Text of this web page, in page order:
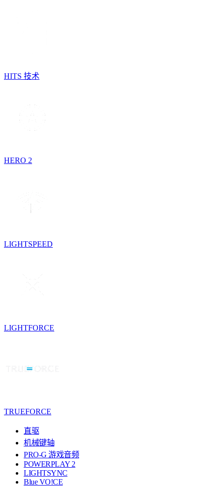
HITS 技术
HERO 2
LIGHTSPEED
LIGHTFORCE
TRUEFORCE
直驱
机械键轴
PRO-G 游戏音频
POWERPLAY 2
LIGHTSYNC
Blue VO!CE